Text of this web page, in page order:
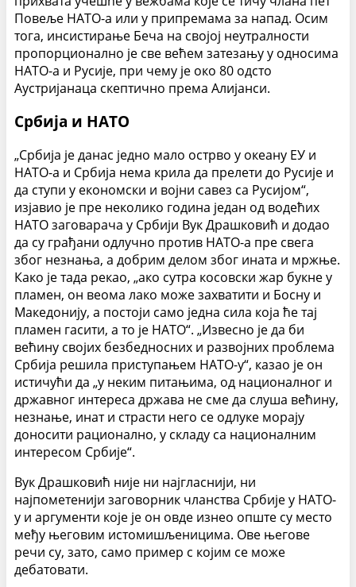
Повеље НАТО-а или у припремама за напад. Осим
тога, инсистирање Беча на својој неутралности
пропорционално је све већем затезању у односима
НАТО-а и Русије, при чему је око 80 одсто
Аустријанаца скептично према Алијанси.
Србија и НАТО
„Србија је данас једно мало острво у океану ЕУ и
НАТО-а и Србија нема крила да прелети до Русије и
да ступи у економски и војни савез са Русијом“,
изјавио је пре неколико година један од водећих
НАТО заговарача у Србији Вук Драшковић и додао
да су грађани одлучно против НАТО-а пре свега
због незнања, а добрим делом због ината и мржње.
Како је тада рекао, „ако сутра косовски жар букне у
пламен, он веома лако може захватити и Босну и
Македонију, а постоји само једна сила која ће тај
пламен гасити, а то је НАТО“. „Извесно је да би
већину својих безбедносних и развојних проблема
Србија решила приступањем НАТО-у“, казао је он
истичући да „у неким питањима, од националног и
државног интереса држава не сме да слуша већину,
незнање, инат и страсти него се одлуке морају
доносити рационално, у складу са националним
интересом Србије“.
Вук Драшковић није ни најгласнији, ни
најпометенији заговорник чланства Србије у НАТО-
у и аргументи које је он овде изнео опште су место
међу његовим истомишљеницима. Ове његове
речи су, зато, само пример с којим се може
дебатовати.